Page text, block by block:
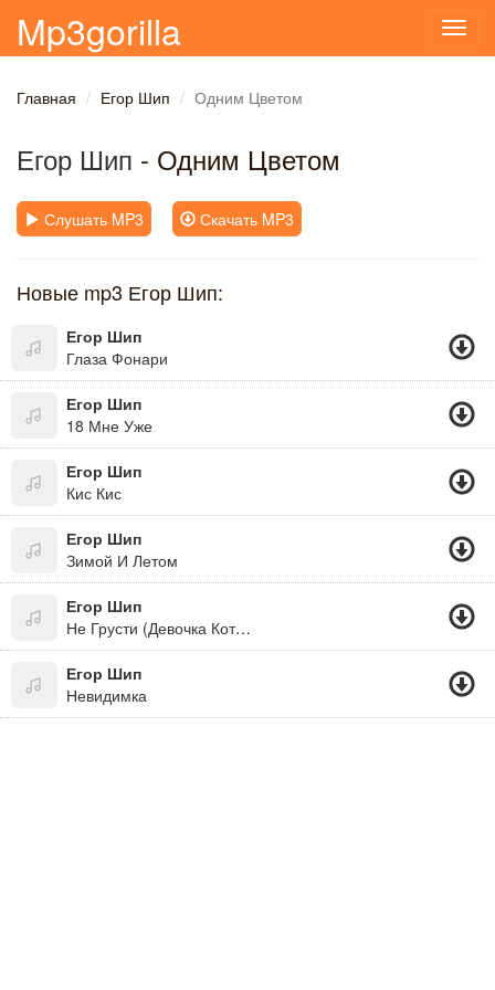
Mp3gorilla
Главная Егор Шип Одним Цветом
Егор Шип - Одним Цветом
Слушать MP3 Скачать MP3
Новые mp3 Егор Шип:
Егор Шип
Глаза Фонари
Егор Шип
18 Мне Уже
Егор Шип
Кис Кис
Егор Шип
Зимой И Летом
Егор Шип
Не Грусти (Девочка Которую Любил Весь Мир)
Егор Шип
Невидимка